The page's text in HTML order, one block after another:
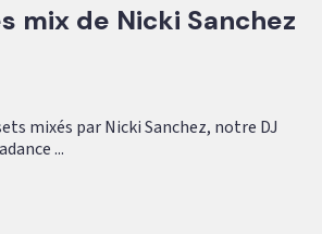
mix de Nicki Sanchez
mixés par Nicki Sanchez, notre DJ
...